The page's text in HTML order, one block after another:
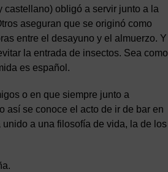
castellano) obligó a servir junto a la
aseguran que se originó como
entre el desayuno y el almuerzo. Y
la entrada de insectos. Sea como
es español.
o en que siempre junto a
así se conoce el acto de ir de bar en
a una filosofía de vida, la de los